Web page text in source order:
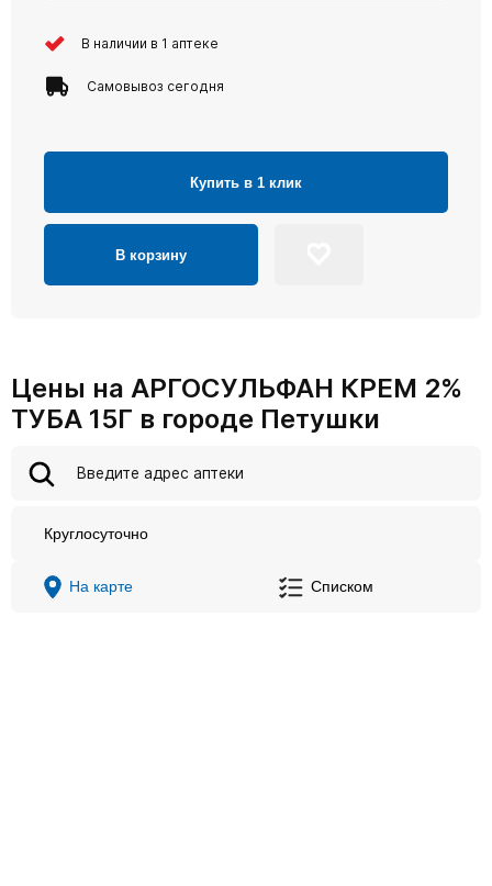
В наличии в 1 аптеке
Самовывоз сегодня
Купить в 1 клик
В корзину
Цены на АРГОСУЛЬФАН КРЕМ 2%
ТУБА 15Г в городе Петушки
Круглосуточно
На карте Списком